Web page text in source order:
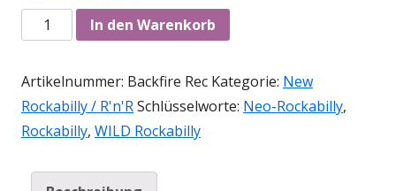
Anzahl In den Warenkorb
Artikelnummer: Backfire Rec Kategorie: New
Rockabilly / R'n'RSchlüsselworte: Neo-Rockabilly,
Rockabilly, WILD Rockabilly